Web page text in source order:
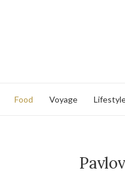
Food Voyage